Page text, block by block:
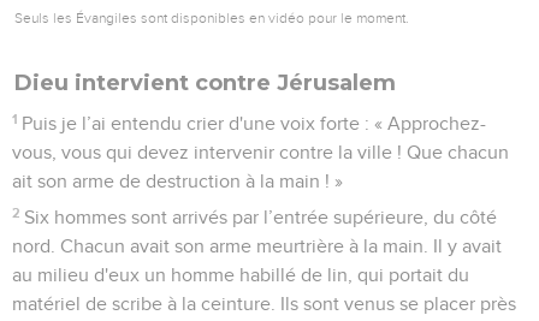
Seuls les Évangiles sont disponibles en vidéo pour le moment.
Dieu intervient contre Jérusalem
1 Puis je l’ai entendu crier d'une voix forte : « Approchez-
vous, vous qui devez intervenir contre la ville ! Que chacun
ait son arme de destruction à la main ! »
2 Six hommes sont arrivés par l’entrée supérieure, du côté
nord. Chacun avait son arme meurtrière à la main. Il y avait
au milieu d'eux un homme habillé de lin, qui portait du
matériel de scribe à la ceinture. Ils sont venus se placer près